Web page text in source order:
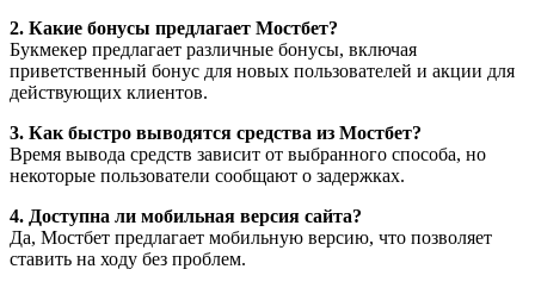
2. Какие бонусы предлагает Мостбет?
Букмекер предлагает различные бонусы, включая
приветственный бонус для новых пользователей и акции для
действующих клиентов.
3. Как быстро выводятся средства из Мостбет?
Время вывода средств зависит от выбранного способа, но
некоторые пользователи сообщают о задержках.
4. Доступна ли мобильная версия сайта?
Да, Мостбет предлагает мобильную версию, что позволяет
ставить на ходу без проблем.